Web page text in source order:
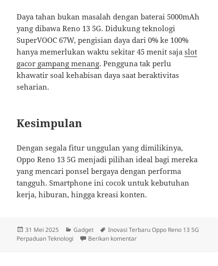
Daya tahan bukan masalah dengan baterai 5000mAh
yang dibawa Reno 13 5G. Didukung teknologi
SuperVOOC 67W, pengisian daya dari 0% ke 100%
hanya memerlukan waktu sekitar 45 menit sajaslot
gacor gampang menang. Pengguna tak perlu
khawatir soal kehabisan daya saat beraktivitas
seharian.
Kesimpulan
Dengan segala fitur unggulan yang dimilikinya,
Oppo Reno 13 5G menjadi pilihan ideal bagi mereka
yang mencari ponsel bergaya dengan performa
tangguh. Smartphone ini cocok untuk kebutuhan
kerja, hiburan, hingga kreasi konten.
Diposkan
pada
31 Mei 2025 Kategori
Gadget Tag
Inovasi Terbaru Oppo Reno 13 5G
Perpaduan Teknologi
Berikan komentaruntuk Inovasi Terbaru Oppo